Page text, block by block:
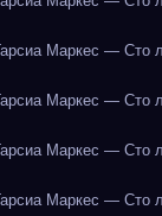
Маркес — Сто
Маркес — Сто
Маркес — Сто
Маркес — Сто